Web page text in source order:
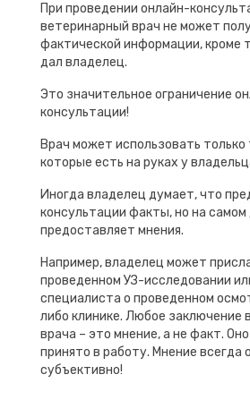
При проведении онлайн-
ветеринарный врач не может
фактической информации, кроме
дал владелец.
Это значительное ограничение
консультации!
Врач может использовать
которые есть на руках у
Иногда владелец думает, что
консультации факты, но на самом
предоставляет мнения.
Например, владелец может
проведенном УЗ-исследовании
специалиста о проведенном
либо клинике. Любое заключение
врача – это мнение, а не факт.
принято в работу. Мнение всегда
субъективно!